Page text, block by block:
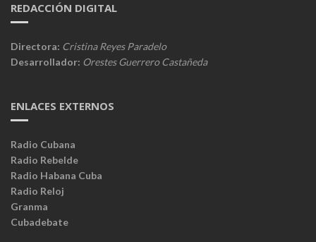
REDACCIÓN DIGITAL
Directora: Cristina Reyes Paradelo
Desarrollador: Orestes Guerrero Castañeda
ENLACES EXTERNOS
Radio Cubana
Radio Rebelde
Radio Habana Cuba
Radio Reloj
Granma
Cubadebate